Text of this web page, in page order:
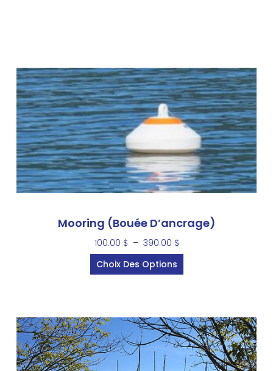
Mooring (Bouée D’ancrage)
100.00 $ – 390.00 $
Choix Des Options